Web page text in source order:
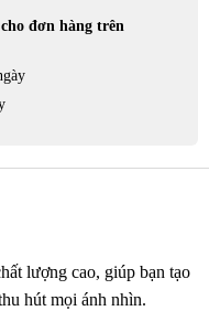
đơn hàng trên
lượng cao, giúp bạn tạo
hút mọi ánh nhìn.